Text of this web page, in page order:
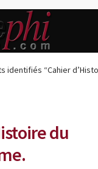
identifiés “Cahier
du